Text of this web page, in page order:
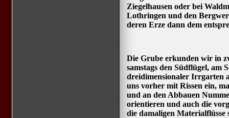
Ziegelhausen oder bei
Lothringen und den
deren Erze dann dem
Die Grube erkunden wir in
samstags den Südflügel, am
dreidimensionaler Irrgarten
uns vorher mit Rissen ein,
und an den Abbauen
orientieren und auch die
die damaligen Materialflüsse